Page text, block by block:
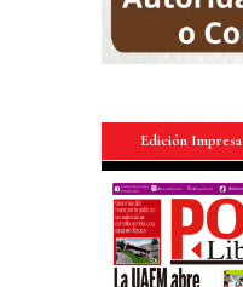
Edición Impresa